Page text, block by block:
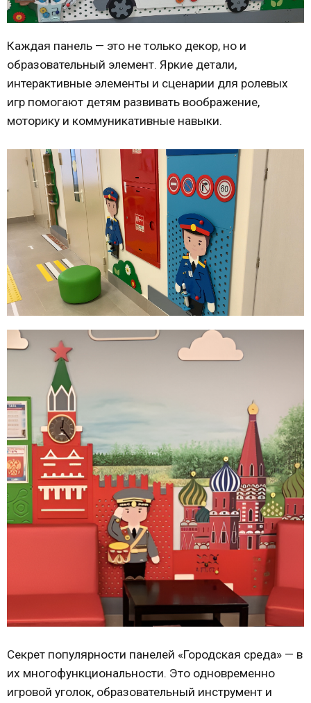
Каждая панель — это не только декор, но и
образовательный элемент. Яркие детали,
интерактивные элементы и сценарии для ролевых
игр помогают детям развивать воображение,
моторику и коммуникативные навыки.
Секрет популярности панелей «Городская среда» — в
их многофункциональности. Это одновременно
игровой уголок, образовательный инструмент и